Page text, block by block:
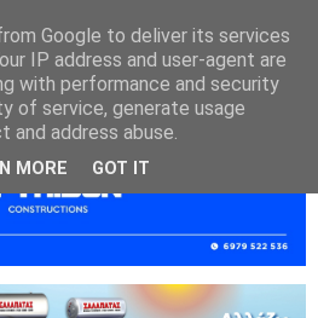
Google to deliver its services
IP address and user-agent are
with performance and security
of service, generate usage
address abuse.
MORE GOT IT